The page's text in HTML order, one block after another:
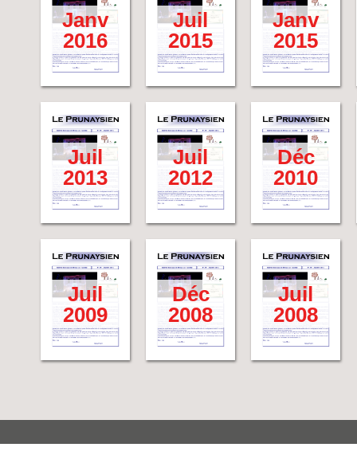
Janv
2016
Juil
2015
Janv
2015
Juil
2013
Juil
2012
Déc
2010
Juil
2009
Déc
2008
Juil
2008